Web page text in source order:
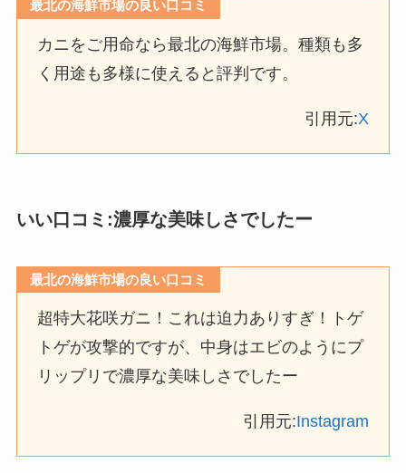
最北の海鮮市場の良い口コミ
カニをご用命なら最北の海鮮市場。種類も多
く用途も多様に使えると評判です。
引用元:X
いい口コミ:濃厚な美味しさでしたー
最北の海鮮市場の良い口コミ
超特大花咲ガニ！これは迫力ありすぎ！トゲ
トゲが攻撃的ですが、中身はエビのようにプ
リップリで濃厚な美味しさでしたー
引用元:Instagram